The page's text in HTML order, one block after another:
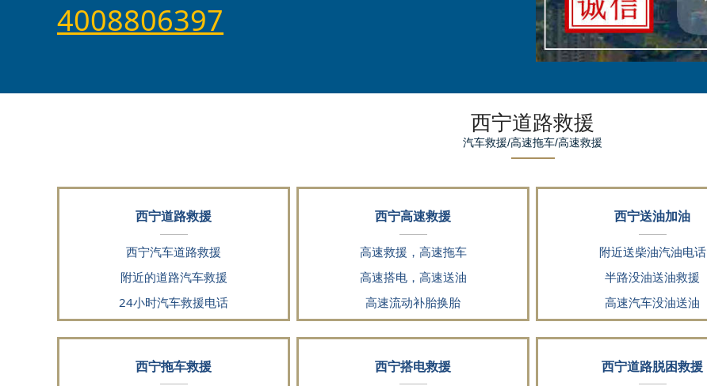
4008806397
西宁道路救援
汽车救援/高速拖车/高速救援
西宁道路救援
西宁汽车道路救援
附近的道路汽车救援
24小时汽车救援电话
西宁拖车救援
西宁高速救援
高速救援，高速拖车
高速搭电，高速送油
高速流动补胎换胎
西宁搭电救援
西宁送油加油
附近送柴油汽油电话
半路没油送油救援
高速汽车没油送油
西宁道路脱困救援